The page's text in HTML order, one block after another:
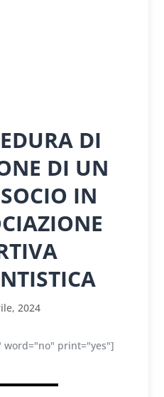
DI
DI UN
IN
2024
word="no" print="yes"]